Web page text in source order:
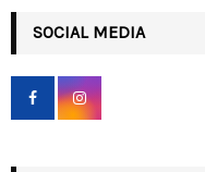
h
f
r
SOCIAL MEDIA